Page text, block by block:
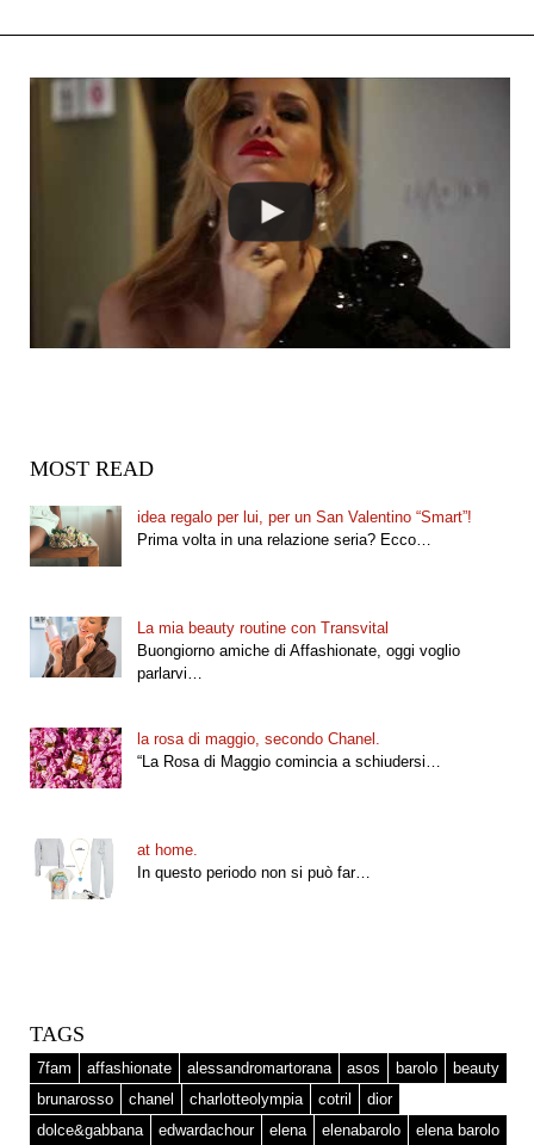
MOST READ
idea regalo per lui, per un San Valentino “Smart”!
Prima volta in una relazione seria? Ecco…
La mia beauty routine con Transvital
Buongiorno amiche di Affashionate, oggi voglio
parlarvi…
la rosa di maggio, secondo Chanel.
“La Rosa di Maggio comincia a schiudersi…
at home.
In questo periodo non si può far…
TAGS
7fam affashionate alessandromartorana asos barolo
beauty
brunarosso
chanel charlotteolympia cotril
dior
dolce&gabbana
edwardachour elena elenabarolo elena barolo